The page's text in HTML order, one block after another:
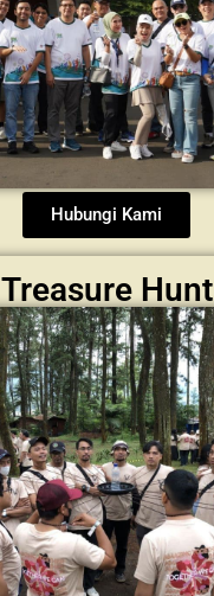
Hubungi Kami
Treasure Hunt